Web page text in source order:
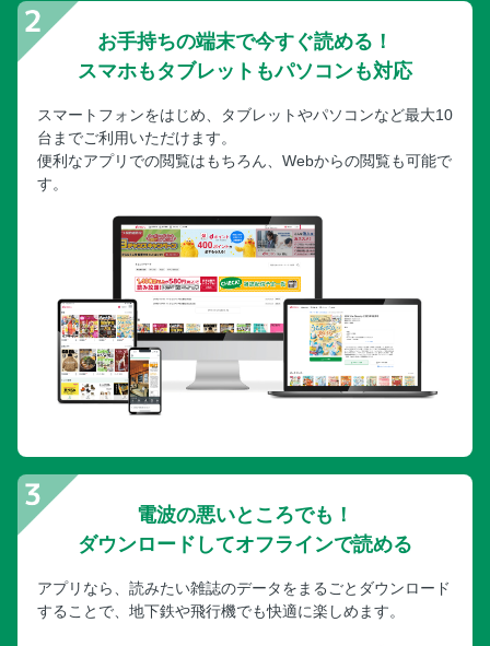
お手持ちの端末で今すぐ読める！
スマホもタブレットもパソコンも対応
スマートフォンをはじめ、タブレットやパソコンなど最大10
台までご利用いただけます。
便利なアプリでの閲覧はもちろん、Webからの閲覧も可能で
す。
電波の悪いところでも！
ダウンロードしてオフラインで読める
アプリなら、読みたい雑誌のデータをまるごとダウンロード
することで、地下鉄や飛行機でも快適に楽しめます。